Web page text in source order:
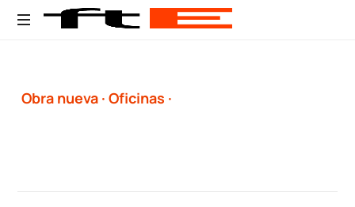
y
Obra nueva ·Oficinas ·